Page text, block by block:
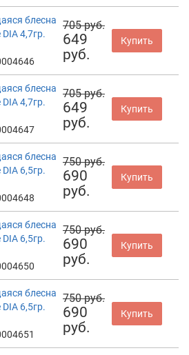
блесна
4,7гр.
705 руб.
649
руб.
Купить
блесна
4,7гр.
705 руб.
649
руб.
Купить
блесна
6,5гр.
750 руб.
690
руб.
Купить
блесна
6,5гр.
750 руб.
690
руб.
Купить
блесна
6,5гр.
750 руб.
690
руб.
Купить